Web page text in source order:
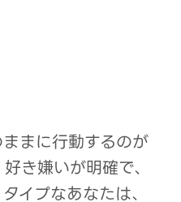
まに行動するのが
き嫌いが明確で、
イプなあなたは、